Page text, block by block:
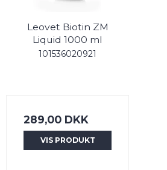
Leovet Biotin ZM
Liquid 1000 ml
101536020921
289,00 DKK
VIS PRODUKT